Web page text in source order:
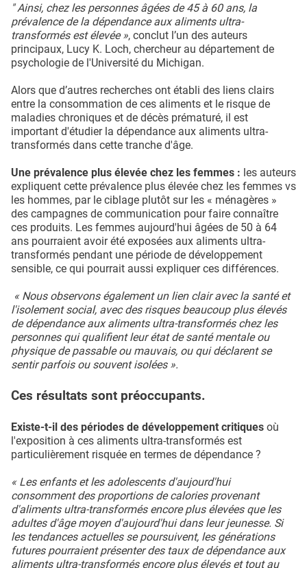
" Ainsi, chez les personnes âgées de 45 à 60 ans, la
prévalence de la dépendance aux aliments ultra-
transformés est élevée », conclut l’un des auteurs
principaux, Lucy K. Loch, chercheur au département de
psychologie de l'Université du Michigan.
Alors que d’autres recherches ont établi des liens clairs
entre la consommation de ces aliments et le risque de
maladies chroniques et de décès prématuré, il est
important d'étudier la dépendance aux aliments ultra-
transformés dans cette tranche d'âge.
Une prévalence plus élevée chez les femmes : les auteurs
expliquent cette prévalence plus élevée chez les femmes vs
les hommes, par le ciblage plutôt sur les « ménagères »
des campagnes de communication pour faire connaître
ces produits. Les femmes aujourd'hui âgées de 50 à 64
ans pourraient avoir été exposées aux aliments ultra-
transformés pendant une période de développement
sensible, ce qui pourrait aussi expliquer ces différences.
« Nous observons également un lien clair avec la santé et
l'isolement social, avec des risques beaucoup plus élevés
de dépendance aux aliments ultra-transformés chez les
personnes qui qualifient leur état de santé mentale ou
physique de passable ou mauvais, ou qui déclarent se
sentir parfois ou souvent isolées ».
Ces résultats sont préoccupants.
Existe-t-il des périodes de développement critiques où
l'exposition à ces aliments ultra-transformés est
particulièrement risquée en termes de dépendance ?
« Les enfants et les adolescents d'aujourd'hui
consomment des proportions de calories provenant
d'aliments ultra-transformés encore plus élevées que les
adultes d'âge moyen d'aujourd'hui dans leur jeunesse. Si
les tendances actuelles se poursuivent, les générations
futures pourraient présenter des taux de dépendance aux
aliments ultra-transformés encore plus élevés et tout au